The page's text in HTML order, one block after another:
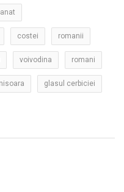
costei romanii
voivodina romani
glasul cerbiciei